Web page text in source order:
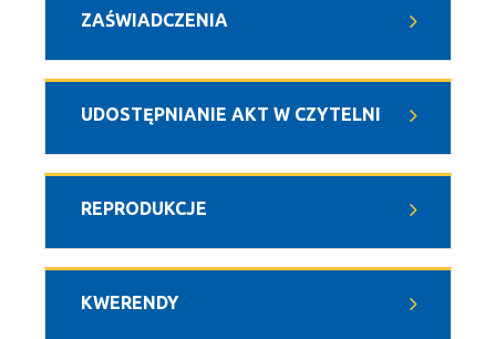
ZAŚWIADCZENIA
UDOSTĘPNIANIE AKT W CZYTELNI
REPRODUKCJE
KWERENDY